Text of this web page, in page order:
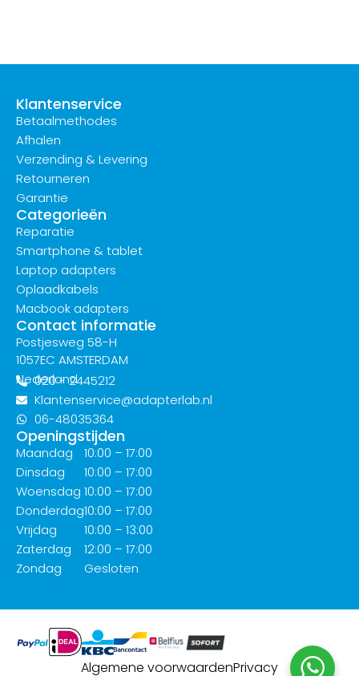
Klantenservice
Betaalmethodes
Afhalen
Verzending & Levering
Retourneren
Garantie
Categorieën
Reparatie
Smartphone & tablet
Laptop adapters
Oplaadkabels
Macbook adapters
Contact informatie
Postjesweg 58-H
1057EC AMSTERDAM
Nederland
020 - 2445212
Klantenservice@adapterlab.nl
06-48035364
Openingstijden
Maandag
Dinsdag
Woensdag
Donderdag
Vrijdag
Zaterdag
Zondag
10:00 – 17:00
10:00 – 17:00
10:00 – 17:00
10:00 – 17:00
10:00 – 13:00
12:00 – 17:00
Gesloten
Algemene voorwaardenPrivacy